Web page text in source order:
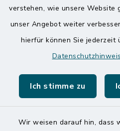
verstehen, wie unsere Website
unser Angebot weiter
hierfür können Sie jederzeit
Ich stimme zu
Wir weisen darauf hin, dass